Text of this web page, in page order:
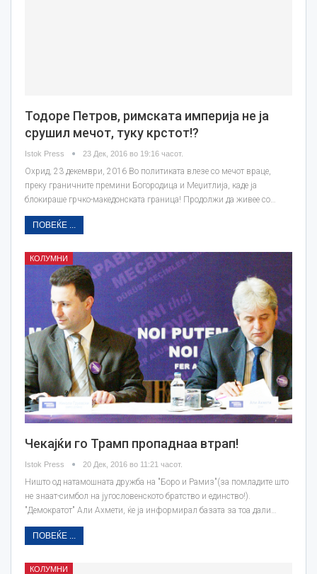
Тодоре Петров, римската империја не ја
срушил мечот, туку крстот!?
Istok Press 23 Дек, 2016 во 19:16 часот.
Oхрид, 23 декември, 2016 Во политиката влезе со мечот враце,
преку граничните премини Богородица и Меџитлија, каде ја
блокираше грчко-македонската граница! Продолжи да живее со…
ПОВЕЌЕ ...
КОЛУМНИ
Чекајќи го Трамп пропаднаа втрап!
Istok Press 20 Дек, 2016 во 11:21 часот.
Ништо од натамошната дружба на "Боро и Рамиз"(за помладите што
не знаат-симбол на југословенското братство и единство!).
"Демократот" Али Ахмети, ќе ја информирал базата за тоа дали…
ПОВЕЌЕ ...
КОЛУМНИ